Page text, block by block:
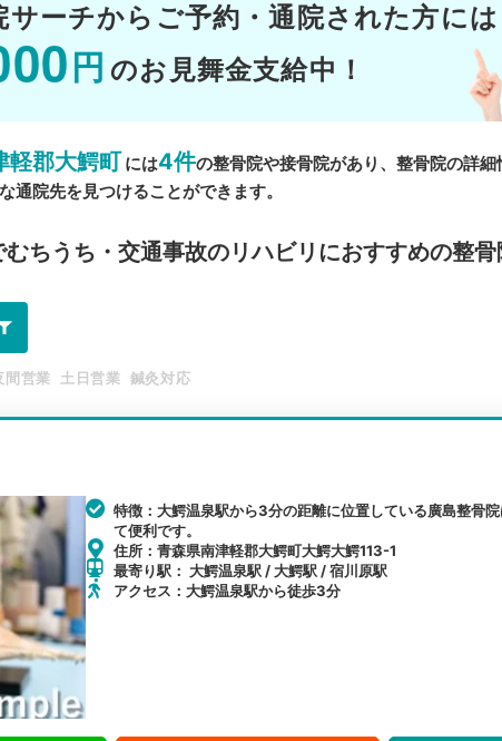
サーチから ご予約・通院された方には
円 のお見舞金支給中！
軽郡大鰐町には4件の整骨院や接骨院があり、整骨院の詳
通院先を見つけることができます。
むちうち・交通事故のリハビリにおすすめの整
間営業 土日営業 鍼灸対応
特徴：大鰐温泉駅から3分の距離に位置している廣島整骨
て便利です。
住所：青森県南津軽郡大鰐町大鰐大鰐113-1
最寄り駅： 大鰐温泉駅 / 大鰐駅 / 宿川原駅
アクセス：大鰐温泉駅から徒歩3分